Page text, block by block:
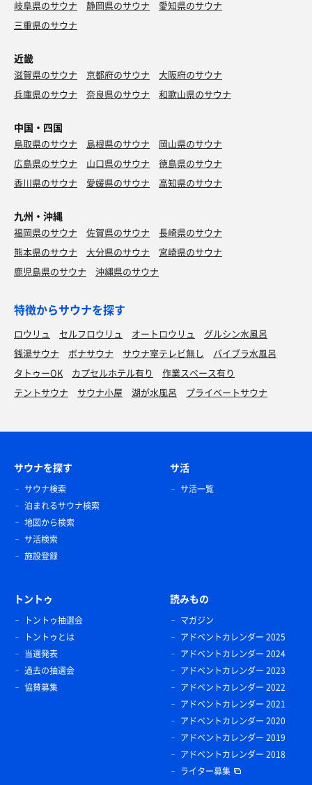
岐阜県のサウナ 静岡県のサウナ
愛知県のサウナ
三重県のサウナ
近畿
滋賀県のサウナ 京都府のサウナ
大阪府のサウナ
兵庫県のサウナ
奈良県のサウナ 和歌山県のサウナ
中国・四国
鳥取県のサウナ 島根県のサウナ
岡山県のサウナ
広島県のサウナ
山口県のサウナ
徳島県のサウナ
香川県のサウナ
愛媛県のサウナ 高知県のサウナ
九州・沖縄
福岡県のサウナ 佐賀県のサウナ
長崎県のサウナ
熊本県のサウナ
大分県のサウナ
宮崎県のサウナ
鹿児島県のサウナ
沖縄県のサウナ
特徴からサウナを探す
ロウリュ セルフロウリュ オートロウリュ
グルシン水風呂
銭湯サウナ
ボナサウナ サウナ室テレビ無し
バイブラ水風呂
タトゥーOK
カプセルホテル有り
作業スペース有り
テントサウナ
サウナ小屋 湖が水風呂 プライベートサウナ
サウナを探す
サウナ検索
泊まれるサウナ検索
地図から検索
サ活検索
施設登録
サ活
サ活一覧
トントゥ
トントゥ抽選会
トントゥとは
当選発表
過去の抽選会
協賛募集
読みもの
マガジン
アドベントカレンダー 2025
アドベントカレンダー 2024
アドベントカレンダー 2023
アドベントカレンダー 2022
アドベントカレンダー 2021
アドベントカレンダー 2020
アドベントカレンダー 2019
アドベントカレンダー 2018
ライター募集